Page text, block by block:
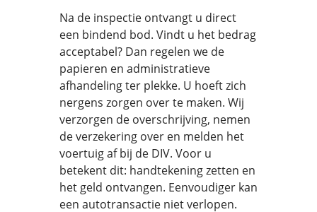
Na de inspectie ontvangt u direct
een bindend bod. Vindt u het bedrag
acceptabel? Dan regelen we de
papieren en administratieve
afhandeling ter plekke. U hoeft zich
nergens zorgen over te maken. Wij
verzorgen de overschrijving, nemen
de verzekering over en melden het
voertuig af bij de DIV. Voor u
betekent dit: handtekening zetten en
het geld ontvangen. Eenvoudiger kan
een autotransactie niet verlopen.